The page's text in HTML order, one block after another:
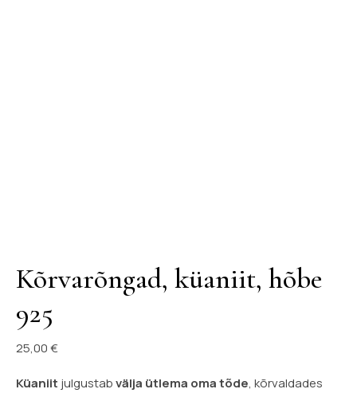
Kõrvarõngad, küaniit, hõbe
925
25,00€
Küaniit julgustabvälja ütlema oma tõde, kõrvaldades